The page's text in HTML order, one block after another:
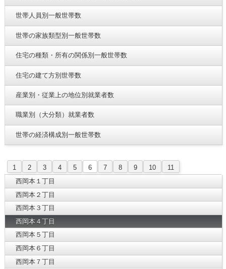
世帯人員別一般世帯数
世帯の家族類型別一般世帯数
住宅の種類・所有の関係別一般世帯数
住宅の建て方別世帯数
産業別・従業上の地位別就業者数
職業別（大分類）就業者数
世帯の経済構成別一般世帯数
1 2 3 4 5 6 7 8 9 10
11
西岡本１丁目
西岡本２丁目
西岡本３丁目
西岡本４丁目
西岡本５丁目
西岡本６丁目
西岡本７丁目